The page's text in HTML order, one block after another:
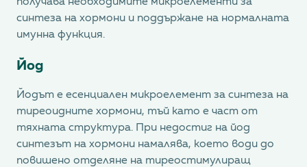
синтеза на хормони и поддържане на нормалната
имунна функция.
Йод
Йодът е есенциален микроелемент за синтеза на
тиреоидните хормони, тъй като е част от
тяхната структура. При недостиг на йод
синтезът на хормони намалява, което води до
повишено отделяне на тиреостимулиращ